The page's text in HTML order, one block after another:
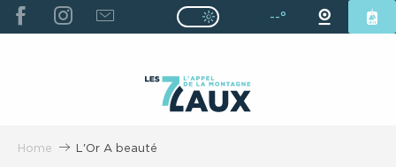
ALLER
AU
Page D’accueil Actuelle Été :
Page D’accueil Actuelle
--°
Home L'Or A beauté